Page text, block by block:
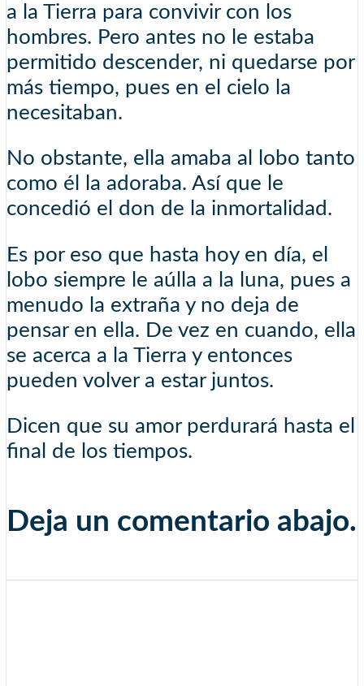
a la Tierra para convivir con los
hombres. Pero antes no le estaba
permitido descender, ni quedarse por
más tiempo, pues en el cielo la
necesitaban.
No obstante, ella amaba al lobo tanto
como él la adoraba. Así que le
concedió el don de la inmortalidad.
Es por eso que hasta hoy en día, el
lobo siempre le aúlla a la luna, pues a
menudo la extraña y no deja de
pensar en ella. De vez en cuando, ella
se acerca a la Tierra y entonces
pueden volver a estar juntos.
Dicen que su amor perdurará hasta el
final de los tiempos.
Deja un comentario abajo.